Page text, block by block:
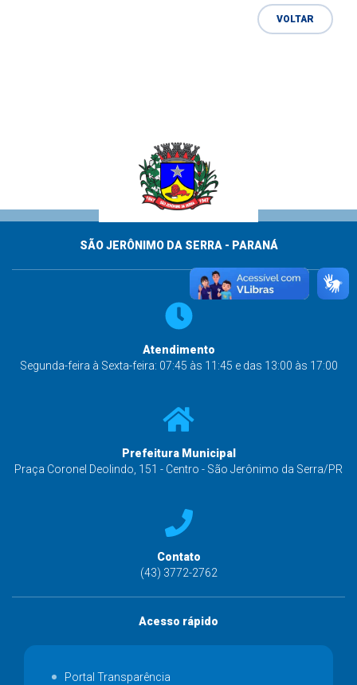
VOLTAR
SÃO JERÔNIMO DA SERRA - PARANÁ
Atendimento
Segunda-feira à Sexta-feira: 07:45 às 11:45 e das 13:00 às 17:00
Prefeitura Municipal
Praça Coronel Deolindo, 151 - Centro - São Jerônimo da Serra/PR
Contato
(43) 3772-2762
Acesso rápido
Portal Transparência